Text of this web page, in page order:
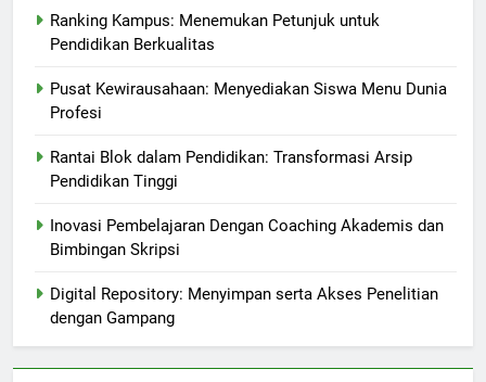
Ranking Kampus: Menemukan Petunjuk untuk
Pendidikan Berkualitas
Pusat Kewirausahaan: Menyediakan Siswa Menu Dunia
Profesi
Rantai Blok dalam Pendidikan: Transformasi Arsip
Pendidikan Tinggi
Inovasi Pembelajaran Dengan Coaching Akademis dan
Bimbingan Skripsi
Digital Repository: Menyimpan serta Akses Penelitian
dengan Gampang